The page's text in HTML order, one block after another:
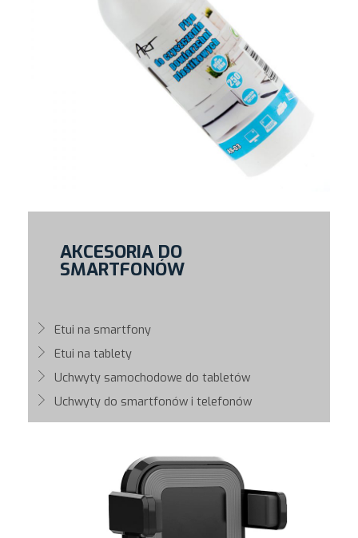
AKCESORIA DO
SMARTFONÓW
Etui na smartfony
Etui na tablety
Uchwyty samochodowe do tabletów
Uchwyty do smartfonów i telefonów